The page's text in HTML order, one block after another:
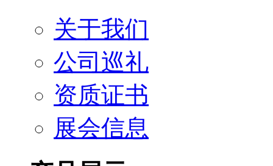
关于我们
公司巡礼
资质证书
展会信息